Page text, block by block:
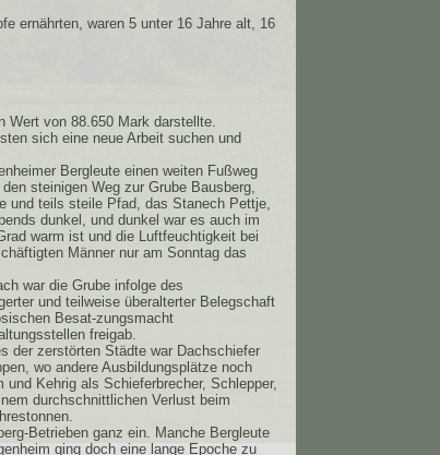
ernährten, waren 5 unter 16 Jahre alt, 16
Wert von 88.650 Mark darstellte.
sich eine neue Arbeit suchen und
Bergleute einen weiten Fußweg
steinigen Weg zur Grube Bausberg,
und teils steile Pfad, das Stanech Pettje,
dunkel, und dunkel war es auch im
warm ist und die Luftfeuchtigkeit bei
Männer nur am Sonntag das
war die Grube infolge des
und teilweise überalterter Belegschaft
Besat-zungsmacht
freigab.
der zerstörten Städte war Dachschiefer
wo andere Ausbildungsplätze noch
Kehrig als Schieferbrecher, Schlepper,
durchschnittlichen Verlust beim
Betrieben ganz ein. Manche Bergleute
ging doch eine lange Epoche zu